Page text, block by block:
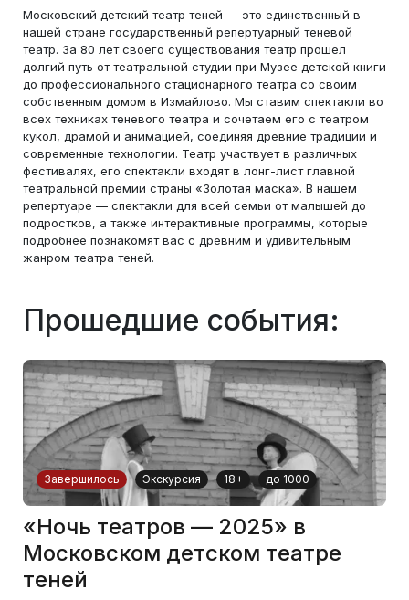
Московский детский театр теней — это единственный в
нашей стране государственный репертуарный теневой
театр. За 80 лет своего существования театр прошел
долгий путь от театральной студии при Музее детской книги
до профессионального стационарного театра со своим
собственным домом в Измайлово. Мы ставим спектакли во
всех техниках теневого театра и сочетаем его с театром
кукол, драмой и анимацией, соединяя древние традиции и
современные технологии. Театр участвует в различных
фестивалях, его спектакли входят в лонг-лист главной
театральной премии страны «Золотая маска». В нашем
репертуаре — спектакли для всей семьи от малышей до
подростков, а также интерактивные программы, которые
подробнее познакомят вас с древним и удивительным
жанром театра теней.
Прошедшие события:
Завершилось Экскурсия 18+ до 1000
«Ночь театров — 2025» в
Московском детском театре
теней